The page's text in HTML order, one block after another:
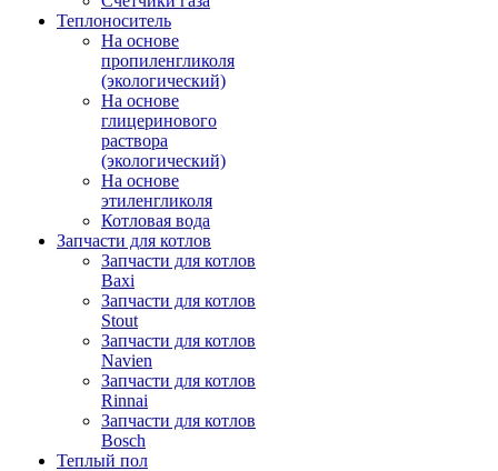
Теплоноситель
На основе
пропиленгликоля
(экологический)
На основе
глицеринового
раствора
(экологический)
На основе
этиленгликоля
Котловая вода
Запчасти для котлов
Запчасти для котлов
Baxi
Запчасти для котлов
Stout
Запчасти для котлов
Navien
Запчасти для котлов
Rinnai
Запчасти для котлов
Bosch
Теплый пол